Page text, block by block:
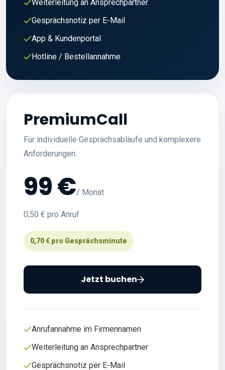
Weiterleitung an Ansprechpartner
Gesprächsnotiz per E-Mail
App & Kundenportal
Hotline / Bestellannahme
PremiumCall
Für individuelle Gesprächsabläufe und komplexere
Anforderungen.
99 €/ Monat
0,50 € pro Anruf
0,70 € pro Gesprächsminute
Jetzt buchen
Anrufannahme im Firmennamen
Weiterleitung an Ansprechpartner
Gesprächsnotiz per E-Mail